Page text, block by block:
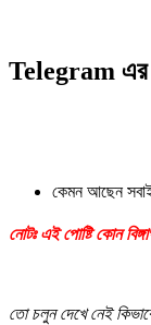
Telegram এর
কেমন আছেন
নোটঃ এই পোষ্টি কোন
তো চলুন দেখে নেই